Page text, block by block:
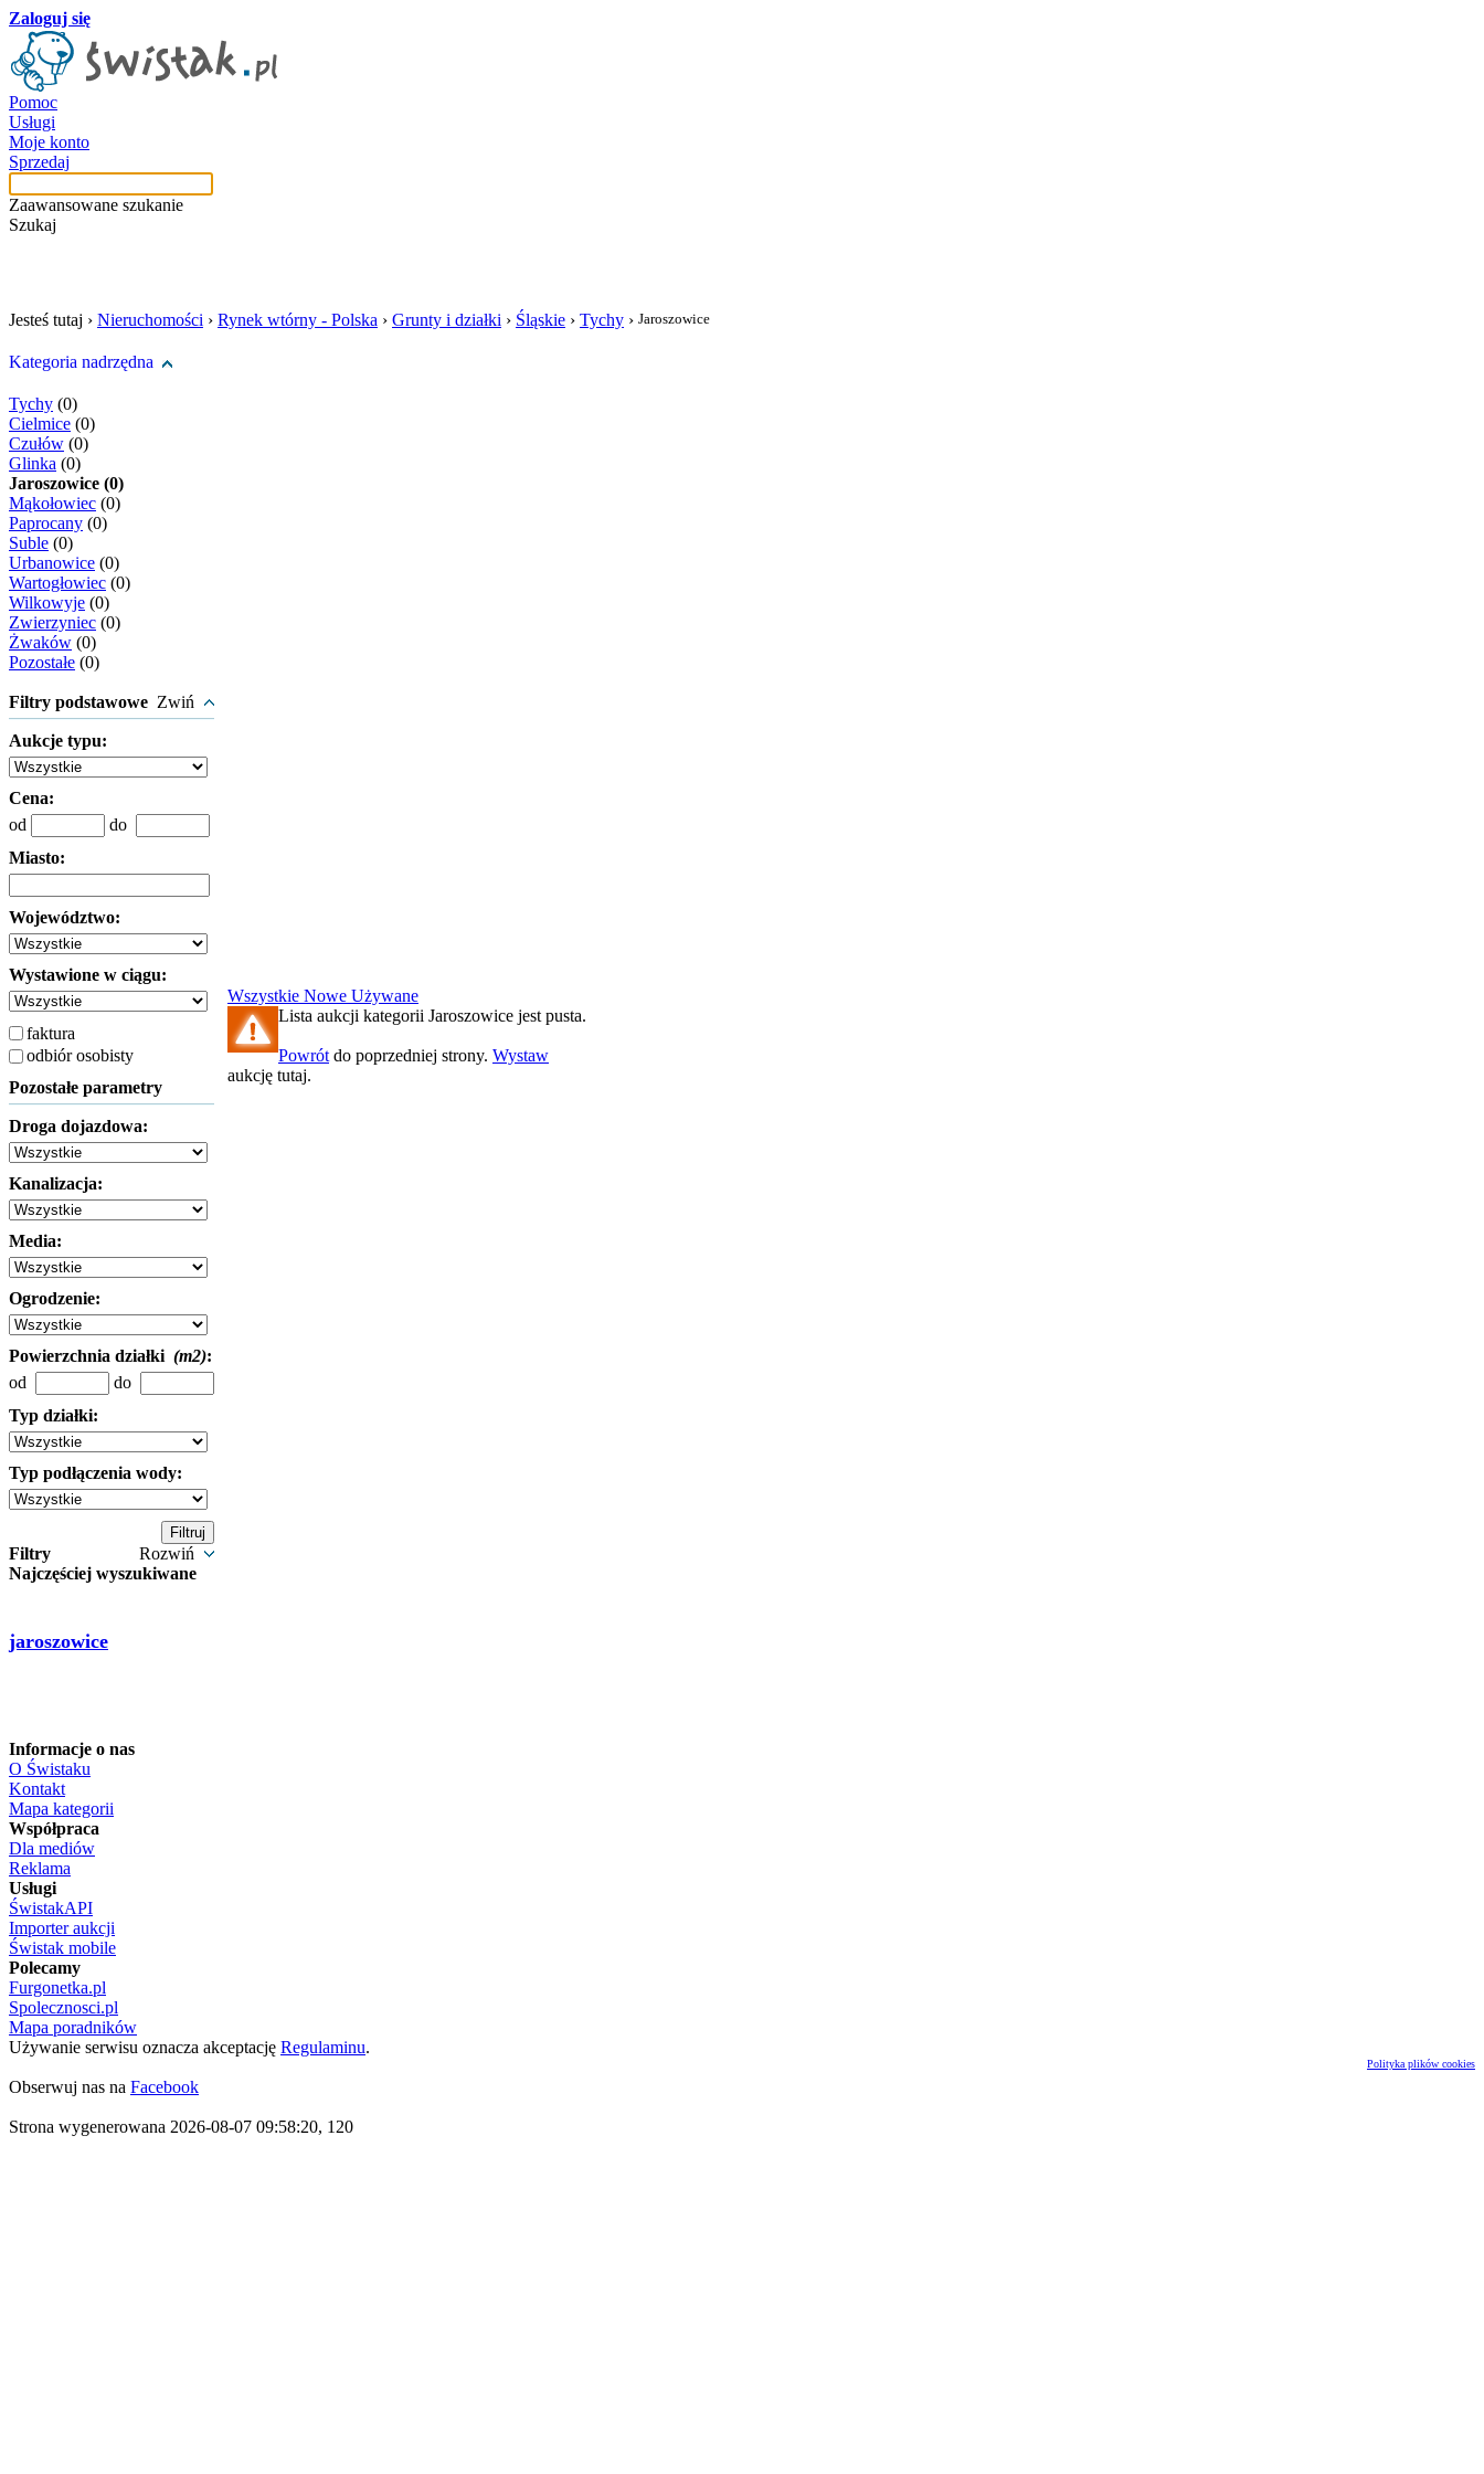
Zaloguj się
Pomoc
Usługi
Moje konto
Sprzedaj
Zaawansowane szukanie
Szukaj
Jesteś tutaj › Nieruchomości › Rynek wtórny - Polska › Grunty i działki › Śląskie › Tychy › Jaroszowice
Kategoria nadrzędna
Tychy (0)
Cielmice (0)
Czułów (0)
Glinka (0)
Jaroszowice (0)
Mąkołowiec (0)
Paprocany (0)
Suble (0)
Urbanowice (0)
Wartogłowiec (0)
Wilkowyje (0)
Zwierzyniec (0)
Żwaków (0)
Pozostałe (0)
Filtry podstawowe Zwiń
Aukcje typu:
Cena:
od
do
Miasto:
Województwo:
Wystawione w ciągu:
faktura
odbiór osobisty
Pozostałe parametry
Droga dojazdowa:
Kanalizacja:
Media:
Ogrodzenie:
Powierzchnia działki (m2):
od
do
Typ działki:
Typ podłączenia wody:
Filtry
Rozwiń
Najczęściej wyszukiwane
jaroszowice
Wszystkie Nowe Używane
Lista aukcji kategorii Jaroszowice jest pusta.
Powrót do poprzedniej strony. Wystaw
aukcję tutaj.
Informacje o nas
O Świstaku
Kontakt
Mapa kategorii
Współpraca
Dla mediów
Reklama
Usługi
ŚwistakAPI
Importer aukcji
Świstak mobile
Polecamy
Furgonetka.pl
Spolecznosci.pl
Mapa poradników
Używanie serwisu oznacza akceptację Regulaminu.
Polityka plików cookies
Obserwuj nas na Facebook
Strona wygenerowana 2026-08-07 09:58:20, 120